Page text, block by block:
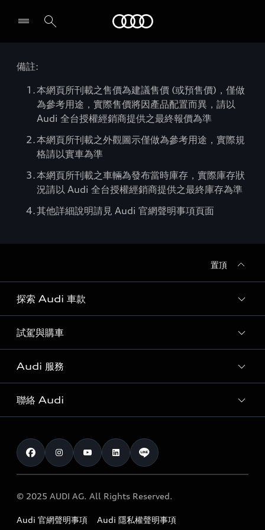
備註:
本網頁所刊載之售價為建議售價 (或預售價)，僅做
為參考用途，實際售價將因產品配置而異，請以
Audi 全台授權經銷商提供之最終報價為準
本網頁所刊載之外觀圖示僅做為參考用途，實際規
格請以實車為準
本網頁所刊載之車輛為發布當時庫存，實際庫存狀
況請以 Audi 全台授權經銷商提供之最終庫存為準
其他詳細說明請見 Audi 官網聲明事項頁面
置頂
探索 Audi 車款
所有車款
客製化您的 Audi
Audi 純電生活圈
奧迪嚴選中古車
試駕與購車
購車方案
最新優惠
預約試駕 | 多元安心賞車
Audi 經銷商服務據點
Audi 服務
Audi 原廠配件與精品
myAudi TW app
定期保養
保固
召回案件查詢
聯絡 Audi
訂閱電子報
與我聯繫
© 2025 AUDI AG. All Rights Reserved.
Audi 官網聲明事項 Audi 隱私權聲明事項